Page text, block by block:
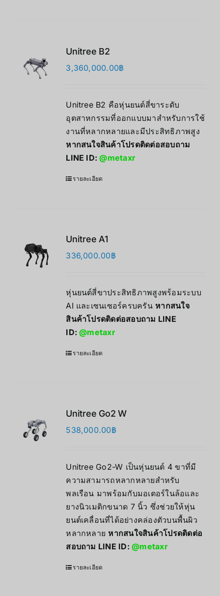
Unitree B2
3,360,000.00฿
Unitree B2 คือหุ่นยนต์สี่ขาระดับ
อุตสาหกรรมที่ออกแบบมาสำหรับการใช้
งานที่หลากหลายและมีประสิทธิภาพสูง
หากสนใจสินค้าโปรดติดต่อสอบถาม
LINE ID:@metaxr
รายละเอียด
Unitree A1
336,000.00฿
หุ่นยนต์สี่ขาประสิทธิภาพสูงพร้อมระบบ
AI และเซนเซอร์ครบครัน หากสนใจ
สินค้าโปรดติดต่อสอบถาม LINE
ID:@metaxr
รายละเอียด
Unitree Go2 W
538,000.00฿
Unitree Go2-W เป็นหุ่นยนต์ 4 ขาที่มี
ความสามารถหลากหลายสำหรับ
พลเรือน มาพร้อมกับมอเตอร์ในล้อและ
ยางนิวเมติกขนาด 7 นิ้ว ซึ่งช่วยให้หุ่น
ยนต์เคลื่อนที่ได้อย่างคล่องตัวบนพื้นผิว
หลากหลาย หากสนใจสินค้าโปรดติดต่อ
สอบถาม LINE ID:@metaxr
รายละเอียด